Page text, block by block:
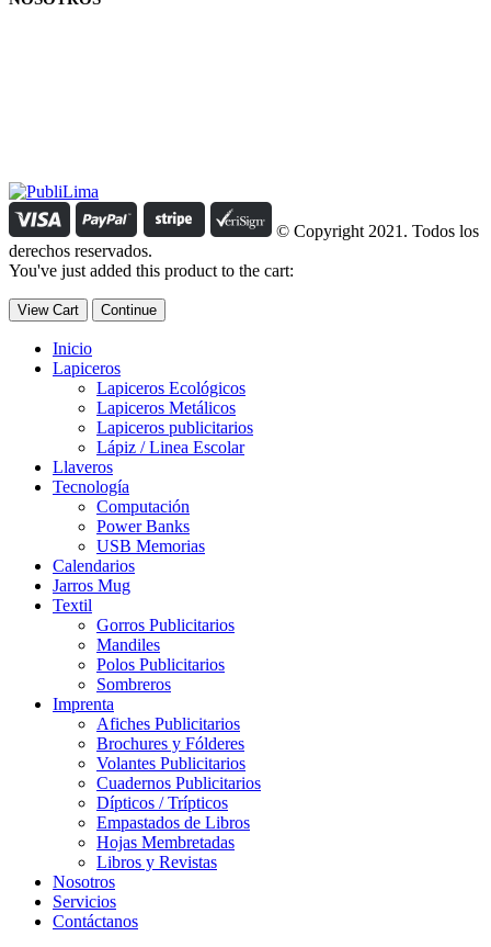
© Copyright 2021. Todos los
derechos reservados.
You've just added this product to the cart:
View Cart Continue
Inicio
Lapiceros
Lapiceros Ecológicos
Lapiceros Metálicos
Lapiceros publicitarios
Lápiz / Linea Escolar
Llaveros
Tecnología
Computación
Power Banks
USB Memorias
Calendarios
Jarros Mug
Textil
Gorros Publicitarios
Mandiles
Polos Publicitarios
Sombreros
Imprenta
Afiches Publicitarios
Brochures y Fólderes
Volantes Publicitarios
Cuadernos Publicitarios
Dípticos / Trípticos
Empastados de Libros
Hojas Membretadas
Libros y Revistas
Nosotros
Servicios
Contáctanos